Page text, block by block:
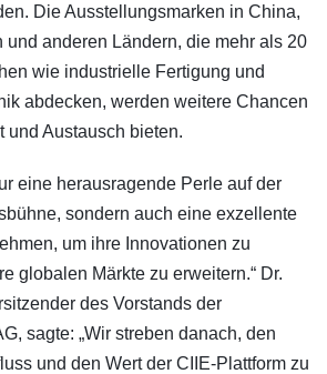
Die Ausstellungsmarken in China,
und anderen Ländern, die mehr als 20
wie industrielle Fertigung und
abdecken, werden weitere Chancen
und Austausch bieten.
eine herausragende Perle auf der
sondern auch eine exzellente
um ihre Innovationen zu
globalen Märkte zu erweitern.“ Dr.
des Vorstands der
sagte: „Wir streben danach, den
und den Wert der CIIE-Plattform zu